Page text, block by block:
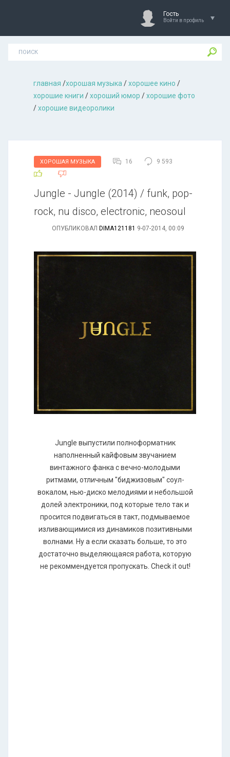
Гость
Войти в профиль
главная /хорошая музыкa /хорошее кино /
хорошие книги /хороший юмор /хорошие фото
/хорошие видеоролики
ХОРОШАЯ МУЗЫКА 16 9 593
Jungle - Jungle (2014) / funk, pop-
rock, nu disco, electronic, neosoul
ОПУБЛИКОВАЛ DIMA121181 9-07-2014, 00:09
Jungle выпустили полноформатник
наполненный кайфовым звучанием
винтажного фанка с вечно-молодыми
ритмами, отличным "биджизовым" соул-
вокалом, нью-диско мелодиями и небольшой
долей электроники, под которые тело так и
просится подвигаться в такт, подмываемое
изливающимися из динамиков позитивными
волнами. Ну а если сказать больше, то это
достаточно выделяющаяся работа, которую
не рекоммендуется пропускать. Check it out!